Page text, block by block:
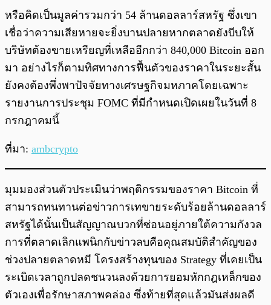
หรือคิดเป็นมูลค่ารวมกว่า 54 ล้านดอลลาร์สหรัฐ ซึ่งเขา
เชื่อว่าความเสียหายจะยิ่งบานปลายหากตลาดยังบีบให้
บริษัทต้องขายเหรียญที่เหลืออีกกว่า 840,000 Bitcoin ออก
มา อย่างไรก็ตามทิศทางการฟื้นตัวของราคาในระยะสั้น
ยังคงต้องพึ่งพาปัจจัยทางเศรษฐกิจมหภาคโดยเฉพาะ
รายงานการประชุม FOMC ที่มีกำหนดเปิดเผยในวันที่ 8
กรกฎาคมนี้
ที่มา: ambcrypto
มุมมองส่วนตัวประเมินว่าพฤติกรรมของราคา Bitcoin ที่
สามารถทนทานต่อข่าวการเทขายระดับร้อยล้านดอลลาร์
สหรัฐได้นั้นเป็นสัญญาณบวกที่ซ่อนอยู่ภายใต้ความกังวล
การที่ตลาดเลิกแพนิกกับข่าวลบคือคุณสมบัติสำคัญของ
ช่วงปลายตลาดหมี โครงสร้างทุนของ Strategy ที่เคยเป็น
ระเบิดเวลาถูกปลดชนวนลงด้วยการยอมหักกฎเหล็กของ
ตัวเองเพื่อรักษาสภาพคล่อง ซึ่งท้ายที่สุดแล้วมันส่งผลดี